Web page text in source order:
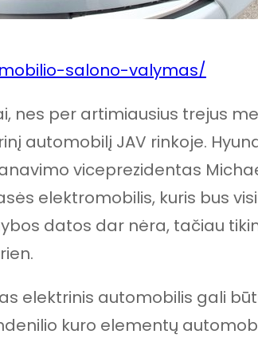
salono-valymas/
nes per artimiausius trejus
automobilį JAV rinkoje.
viceprezidentas
elektromobilis, kuris bus
datos dar nėra, tačiau
elektrinis automobilis gali
kuro elementų